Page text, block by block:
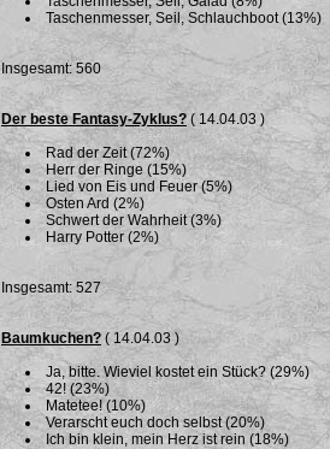
Taschenmesser, Seil, Schlauchboot (13%)
Insgesamt: 560
Der beste Fantasy-Zyklus?( 14.04.03 )
Rad der Zeit (72%)
Herr der Ringe (15%)
Lied von Eis und Feuer (5%)
Osten Ard (2%)
Schwert der Wahrheit (3%)
Harry Potter (2%)
Insgesamt: 527
Baumkuchen?( 14.04.03 )
Ja, bitte. Wieviel kostet ein Stück? (29%)
42! (23%)
Matetee! (10%)
Verarscht euch doch selbst (20%)
Ich bin klein, mein Herz ist rein (18%)